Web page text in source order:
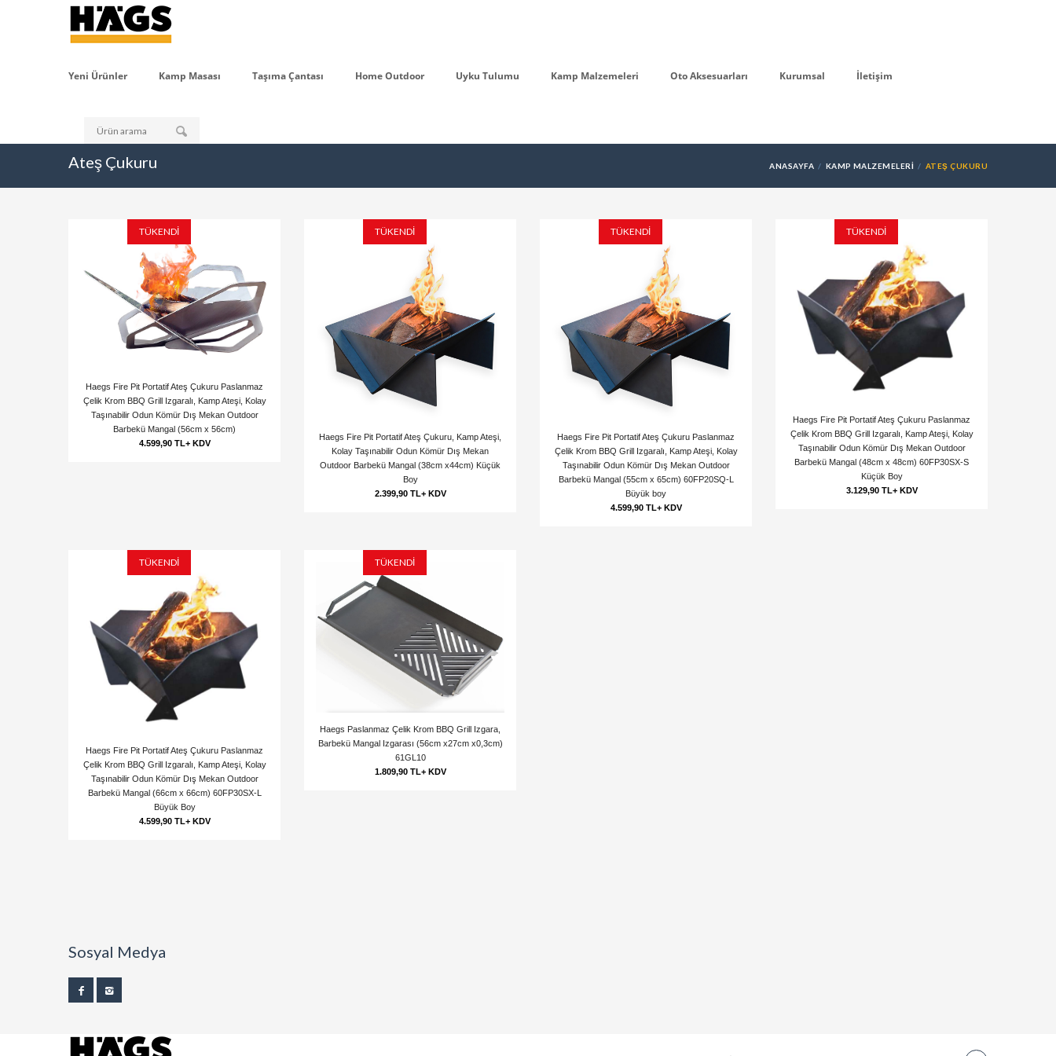
Yeni Ürünler Kamp Masası Taşıma Çantası Home Outdoor Uyku Tulumu Kamp Malzemeleri Oto Aksesuarları Kurumsal İletişim
Ateş Çukuru ANASAYFA KAMP MALZEMELERI ATEŞ ÇUKURU
TÜKENDİ
Haegs Fire Pit Portatif Ateş Çukuru Paslanmaz
Çelik Krom BBQ Grill Izgaralı, Kamp Ateşi, Kolay
Taşınabilir Odun Kömür Dış Mekan Outdoor
Barbekü Mangal (56cm x 56cm)
4.599,90 TL+ KDV
TÜKENDİ
Haegs Fire Pit Portatif Ateş Çukuru, Kamp Ateşi,
Kolay Taşınabilir Odun Kömür Dış Mekan
Outdoor Barbekü Mangal (38cm x44cm) Küçük
Boy
2.399,90 TL+ KDV
TÜKENDİ
Haegs Fire Pit Portatif Ateş Çukuru Paslanmaz
Çelik Krom BBQ Grill Izgaralı, Kamp Ateşi, Kolay
Taşınabilir Odun Kömür Dış Mekan Outdoor
Barbekü Mangal (55cm x 65cm) 60FP20SQ-L
Büyük boy
4.599,90 TL+ KDV
TÜKENDİ
Haegs Fire Pit Portatif Ateş Çukuru Paslanmaz
Çelik Krom BBQ Grill Izgaralı, Kamp Ateşi, Kolay
Taşınabilir Odun Kömür Dış Mekan Outdoor
Barbekü Mangal (48cm x 48cm) 60FP30SX-S
Küçük Boy
3.129,90 TL+ KDV
TÜKENDİ
Haegs Fire Pit Portatif Ateş Çukuru Paslanmaz
Çelik Krom BBQ Grill Izgaralı, Kamp Ateşi, Kolay
Taşınabilir Odun Kömür Dış Mekan Outdoor
Barbekü Mangal (66cm x 66cm) 60FP30SX-L
Büyük Boy
4.599,90 TL+ KDV
TÜKENDİ
Haegs Paslanmaz Çelik Krom BBQ Grill Izgara,
Barbekü Mangal Izgarası (56cm x27cm x0,3cm)
61GL10
1.809,90 TL+ KDV
Sosyal Medya